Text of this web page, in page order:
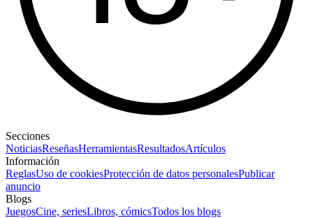
Secciones
NoticiasReseñasHerramientasResultadosArtículos
Información
ReglasUso de cookiesProtección de datos personalesPublicar
anuncio
Blogs
JuegosCine, seriesLibros, cómicsTodos los blogs